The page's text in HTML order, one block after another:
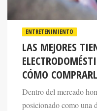
LAS MEJORES
CÓMO
Dentro del mercado
posicionado como una
reconocidas gracias a